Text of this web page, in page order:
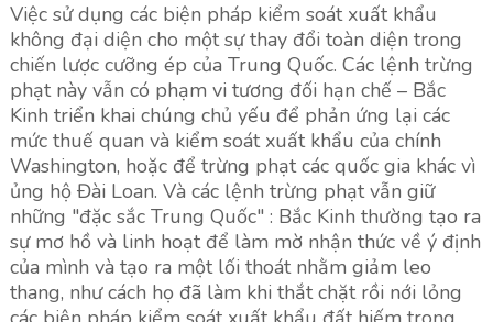
Việc sử dụng các biện pháp kiểm soát xuất khẩu
không đại diện cho một sự thay đổi toàn diện trong
chiến lược cưỡng ép của Trung Quốc. Các lệnh trừng
phạt này vẫn có phạm vi tương đối hạn chế – Bắc
Kinh triển khai chúng chủ yếu để phản ứng lại các
mức thuế quan và kiểm soát xuất khẩu của chính
Washington, hoặc để trừng phạt các quốc gia khác vì
ủng hộ Đài Loan. Và các lệnh trừng phạt vẫn giữ
những "đặc sắc Trung Quốc" : Bắc Kinh thường tạo ra
sự mơ hồ và linh hoạt để làm mờ nhận thức về ý định
của mình và tạo ra một lối thoát nhằm giảm leo
thang, như cách họ đã làm khi thắt chặt rồi nới lỏng